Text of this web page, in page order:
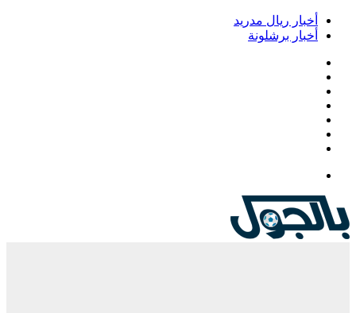
أخبار ريال مدريد
أخبار برشلونة